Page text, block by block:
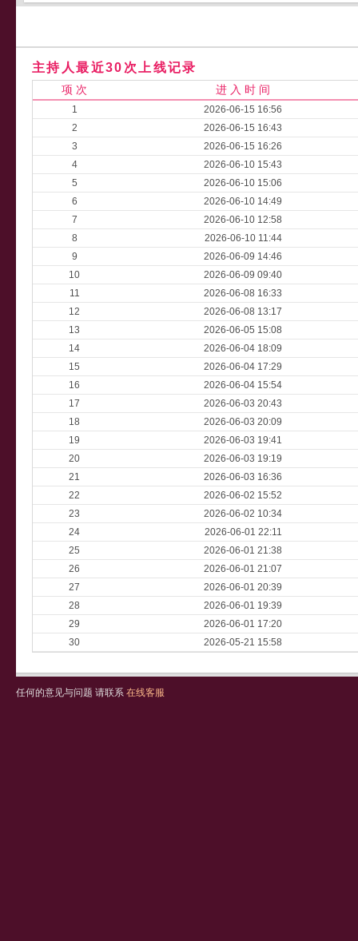
主持人最近30次上线记录
项 次 进 入 时 间
1
2026-06-15 16:56
2
2026-06-15 16:43
3
2026-06-15 16:26
4
2026-06-10 15:43
5
2026-06-10 15:06
6
2026-06-10 14:49
7
2026-06-10 12:58
8
2026-06-10 11:44
9
2026-06-09 14:46
10
2026-06-09 09:40
11
2026-06-08 16:33
12
2026-06-08 13:17
13
2026-06-05 15:08
14
2026-06-04 18:09
15
2026-06-04 17:29
16
2026-06-04 15:54
17
2026-06-03 20:43
18
2026-06-03 20:09
19
2026-06-03 19:41
20
2026-06-03 19:19
21
2026-06-03 16:36
22
2026-06-02 15:52
23
2026-06-02 10:34
24
2026-06-01 22:11
25
2026-06-01 21:38
26
2026-06-01 21:07
27
2026-06-01 20:39
28
2026-06-01 19:39
29
2026-06-01 17:20
30
2026-05-21 15:58
任何的意见与问题 请联系 在线客服